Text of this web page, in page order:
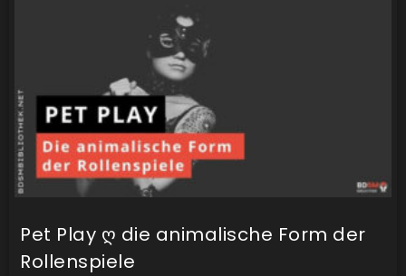
Pet Play ღ die animalische Form der
Rollenspiele